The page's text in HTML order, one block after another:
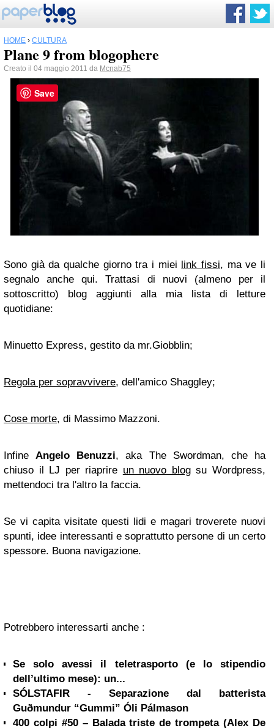
HOME › CULTURA
Plane 9 from blogophere
Creato il 04 maggio 2011 da Mcnab75
Sono già da qualche giorno tra i miei link fissi, ma ve li
segnalo anche qui. Trattasi di nuovi (almeno per il
sottoscritto) blog aggiunti alla mia lista di letture
quotidiane:
Minuetto Express, gestito da mr.Giobblin;
Regola per sopravvivere, dell'amico Shaggley;
Cose morte, di Massimo Mazzoni.
InfineAngelo Benuzzi, aka The Swordman, che ha
chiuso il LJ per riaprire un nuovo blogsu Wordpress,
mettendoci tra l'altro la faccia.
Se vi capita visitate questi lidi e magari troverete nuovi
spunti, idee interessanti e soprattutto persone di un certo
spessore. Buona navigazione.
Potrebbero interessarti anche :
Se solo avessi il teletrasporto (e lo stipendio
dell’ultimo mese): un...
SÓLSTAFIR - Separazione dal batterista
Guðmundur “Gummi” Óli Pálmason
400 colpi #50 – Balada triste de trompeta (Alex De
Save